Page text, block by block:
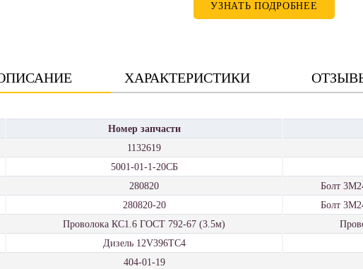
УЗНАТЬ ПОДРОБНЕЕ
ХАРАКТЕРИСТИКИ
Номер запчасти
1132619
5001-01-1-20СБ
280820
Болт
280820-20
Болт
Проволока КС1.6 ГОСТ 792-67 (3.5м)
Дизель 12V396ТС4
404-01-19